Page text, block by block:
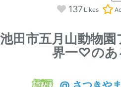
137 Likes
池田市五月山動物
界一♡のあ